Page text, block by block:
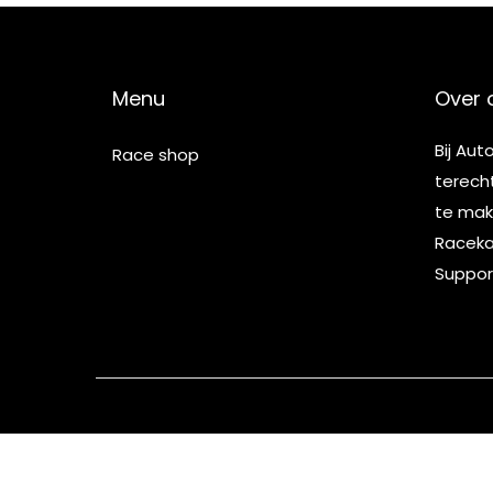
Menu
Race shop
Over
Bij
te